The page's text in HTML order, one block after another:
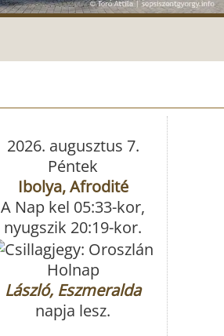
2026. augusztus 7.
Péntek
Ibolya, Afrodité
A Nap kel 05:33-kor,
nyugszik 20:19-kor.
Holnap
László, Eszmeralda
napja lesz.